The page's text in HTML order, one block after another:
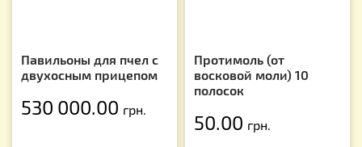
Павильоны для пчел с
двухосным прицепом
530 000.00 грн.
Протимоль (от
восковой моли) 10
полосок
50.00 грн.